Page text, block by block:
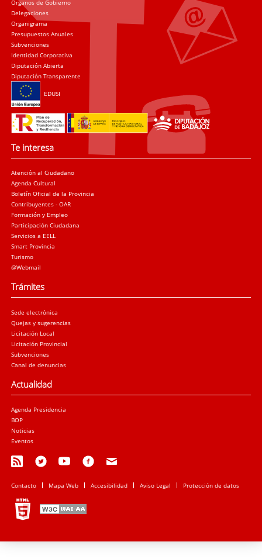
Órganos de Gobierno
Delegaciones
Organigrama
Presupuestos Anuales
Subvenciones
Identidad Corporativa
Diputación Abierta
Diputación Transparente
EDUSI
Te interesa
Atención al Ciudadano
Agenda Cultural
Boletín Oficial de la Provincia
Contribuyentes - OAR
Formación y Empleo
Participación Ciudadana
Servicios a EELL
Smart Provincia
Turismo
@Webmail
Trámites
Sede electrónica
Quejas y sugerencias
Licitación Local
Licitación Provincial
Subvenciones
Canal de denuncias
Actualidad
Agenda Presidencia
BOP
Noticias
Eventos
Contacto Mapa Web Accesibilidad Aviso Legal Protección de datos